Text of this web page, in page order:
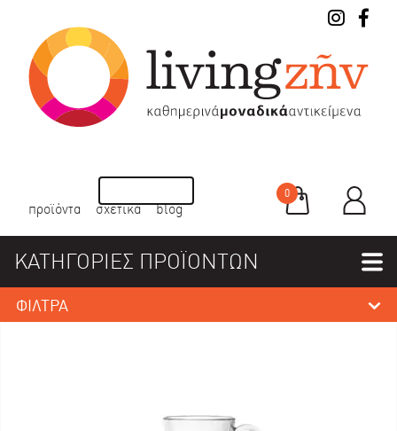
προϊόντα σχετικά blog
0
ΚΑΤΗΓΟΡΙΕΣ ΠΡΟΪΟΝΤΩΝ
ΦΙΛΤΡΑ